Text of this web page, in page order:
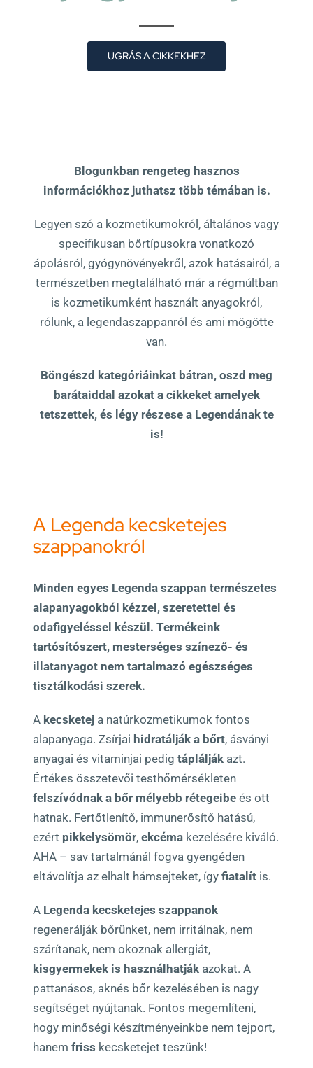
UGRÁS A CIKKEKHEZ
Blogunkban rengeteg hasznos
információkhoz juthatsz több témában is.
Legyen szó a kozmetikumokról, általános vagy
specifikusan bőrtípusokra vonatkozó
ápolásról, gyógynövényekről, azok hatásairól, a
természetben megtalálható már a régmúltban
is kozmetikumként használt anyagokról,
rólunk, a legendaszappanról és ami mögötte
van.
Böngészd kategóriáinkat bátran, oszd meg
barátaiddal azokat a cikkeket amelyek
tetszettek, és légy részese a Legendának te
is!
A Legenda kecsketejes
szappanokról
Minden egyes Legenda szappan természetes
alapanyagokból kézzel, szeretettel és
odafigyeléssel készül. Termékeink
tartósítószert, mesterséges színező- és
illatanyagot nem tartalmazó egészséges
tisztálkodási szerek.
A kecsketej a natúrkozmetikumok fontos
alapanyaga. Zsírjai hidratálják a bőrt, ásványi
anyagai és vitaminjai pedigtáplálják azt.
Értékes összetevői testhőmérsékleten
felszívódnak a bőr mélyebb rétegeibe és ott
hatnak. Fertőtlenítő, immunerősítő hatású,
ezért pikkelysömör,ekcéma kezelésére kiváló.
AHA – sav tartalmánál fogva gyengéden
eltávolítja az elhalt hámsejteket, ígyfiatalít is.
A Legenda kecsketejes szappanok
regenerálják bőrünket, nem irritálnak, nem
szárítanak, nem okoznak allergiát,
kisgyermekek is használhatják azokat. A
pattanásos, aknés bőr kezelésében is nagy
segítséget nyújtanak. Fontos megemlíteni,
hogy minőségi készítményeinkbe nem tejport,
hanemfriss kecsketejet teszünk!